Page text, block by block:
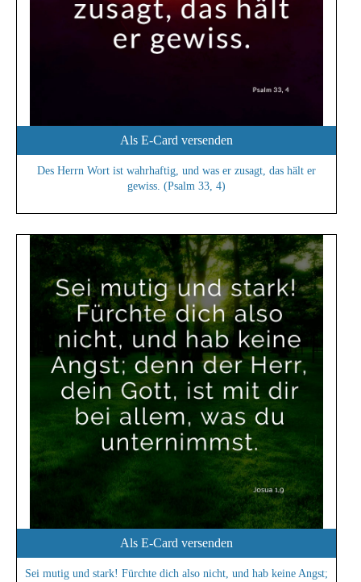
Als E-Card versenden
Des Herrn Wort ist wahrhaftig, und was er zusagt, das hält er
gewiss. (Psalm 33, 4)
Als E-Card versenden
Sei mutig und stark! Fürchte dich also nicht, und hab keine Angst;